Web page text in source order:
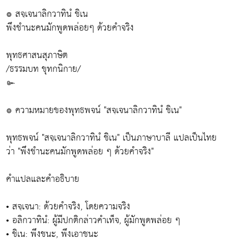
๏ สจฺเจนาลิกวาทินํ ชิเน
พึงชำนะคนมักพูดพล่อยๆ ด้วยคำจริง
พุทธศาสนสุภาษิต
/ธรรมบท ขุทกนิกาย/
๛
๏ ความหมายของพุทธพจน์ "สจฺเจนาลิกวาทินํ ชิเน"
พุทธพจน์ "สจฺเจนาลิกวาทินํ ชิเน" เป็นภาษาบาลี แปลเป็นไทย
ว่า "พึงชำนะคนมักพูดพล่อย ๆ ด้วยคำจริง"
คำแปลและคำอธิบาย
• สจฺเจนา: ด้วยคำจริง, โดยความจริง
• อลิกวาทินํ: ผู้มีปกติกล่าวคำเท็จ, ผู้มักพูดพล่อย ๆ
• ชิเน: พึงชนะ, พึงเอาชนะ